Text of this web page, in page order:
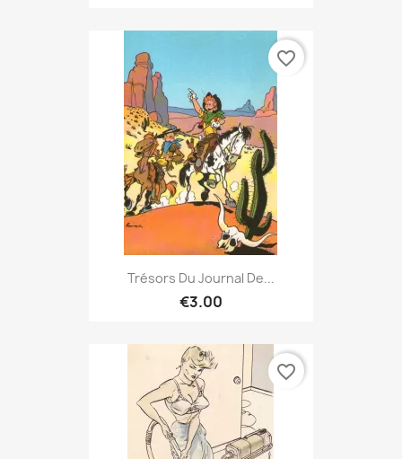
Trésors Du Journal De...
€3.00
favorite_border
favorite_border